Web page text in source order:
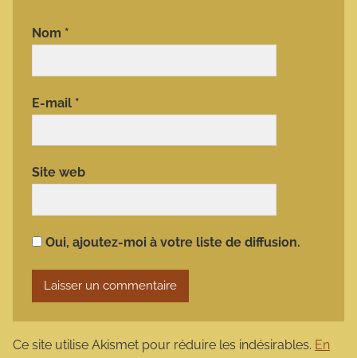
Nom *
E-mail *
Site web
Oui, ajoutez-moi à votre liste de diffusion.
Ce site utilise Akismet pour réduire les indésirables. En